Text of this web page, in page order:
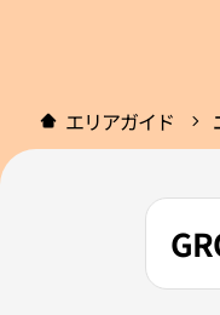
エリアガイド